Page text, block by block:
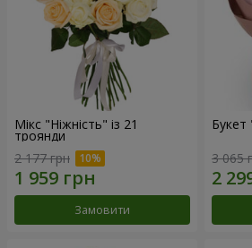
Мікс "Ніжність" із 21
троянди
2 177 грн
Замовити
3 065